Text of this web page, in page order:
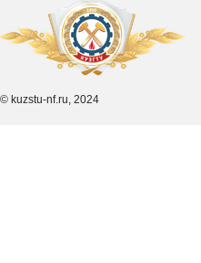
© kuzstu-nf.ru, 2024